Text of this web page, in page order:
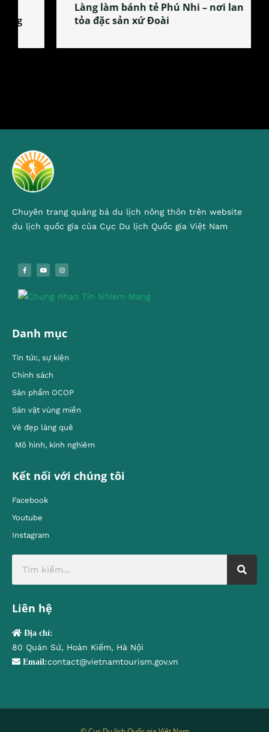
Làng làm bánh tẻ Phú Nhi – nơi lan
tỏa đặc sản xứ Đoài
Chuyên trang quảng bá du lịch nông thôn trên website
du lịch quốc gia của Cục Du lịch Quốc gia Việt Nam
Danh mục
Tin tức, sự kiện
Chính sách
Sản phẩm OCOP
Sản vật vùng miền
Vẻ đẹp làng quê
Mô hình, kinh nghiêm
Kết nối với chúng tôi
Facebook
Youtube
Instagram
Liên hệ
Địa chỉ:
80 Quán Sứ, Hoàn Kiếm, Hà Nội
Email:contact@vietnamtourism.gov.vn